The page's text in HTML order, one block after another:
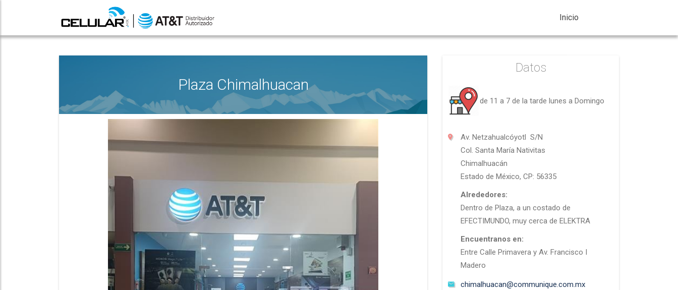
Inicio
Plaza Chimalhuacan
Datos
de 11 a 7 de la tarde lunes a Domingo
Av. Netzahualcóyotl S/N
Col. Santa María Nativitas
Chimalhuacán
Estado de México, CP: 56335
Alrededores:
Dentro de Plaza, a un costado de
EFECTIMUNDO, muy cerca de ELEKTRA
Encuentranos en:
Entre Calle Primavera y Av. Francisco I
Madero
chimalhuacan@communique.com.mx